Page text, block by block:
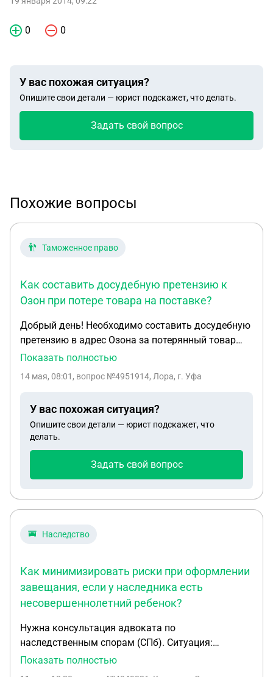
0 0
У вас похожая ситуация?
Опишите свои детали — юрист подскажет, что делать.
Задать свой вопрос
Похожие вопросы
Таможенное право
Как составить досудебную претензию к
Озон при потере товара на поставке?
Добрый день! Необходимо составить досудебную
претензию в адрес Озона за потерянный товар
при поставках, с которой можно потом пойти в
открытии спора было предоставлено видео о
но Озон потребовал тайм коды на каждый киз, в
количестве 151 штук, хотя видео содержит всю
информацию, и после 5 дней закрыл спор, товар
Показать полностью
14 мая, 08:01 , вопрос №4951914, Лора, г. Уфа
У вас похожая ситуация?
Опишите свои детали — юрист подскажет, что
делать.
Задать свой вопрос
Наследство
Как минимизировать риски при оформлении
завещания, если у наследника есть
несовершеннолетний ребенок?
Нужна консультация адвоката по
наследственным спорам (СПб). Ситуация:
родители хотят распределить имущество 50/50
Показать полностью